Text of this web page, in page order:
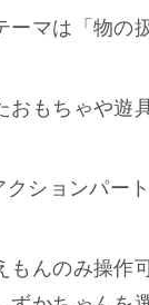
マは「物の
もちゃや遊
クションパ
んのみ操